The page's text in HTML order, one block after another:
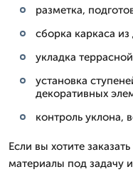
разметка,
сборка каркаса
укладка
установка
декоративных
контроль уклона,
Если вы хотите
материалы под задачу